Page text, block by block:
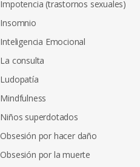
Impotencia (trastornos sexuales)
Insomnio
Inteligencia Emocional
La consulta
Ludopatía
Mindfulness
Niños superdotados
Obsesión por hacer daño
Obsesión por la muerte